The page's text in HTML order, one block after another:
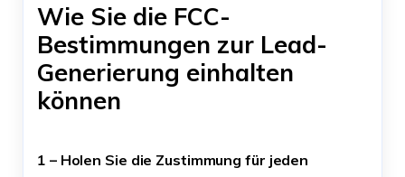
Wie Sie die FCC-
Bestimmungen zur Lead-
Generierung einhalten
können
1 – Holen Sie die Zustimmung für jeden